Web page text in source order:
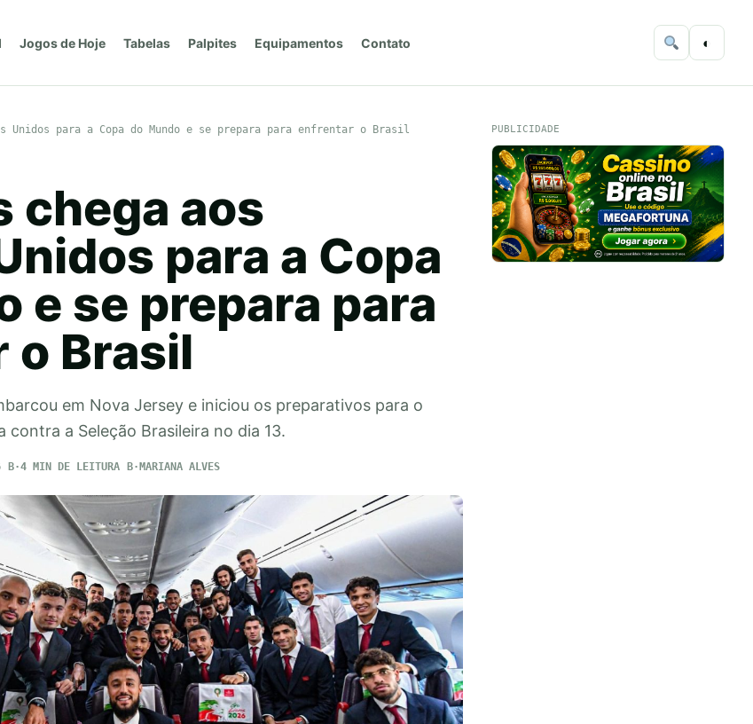
Jogos de Hoje Tabelas Palpites Equipamentos Contato ◐
Unidos para a Copa do Mundo e se prepara para enfrentar o Brasil
chega aos
para a Copa
e se prepara para
o Brasil
em Nova Jersey e iniciou os preparativos para o
a Seleção Brasileira no dia 13.
4 MIN DE LEITURA MARIANA ALVES
PUBLICIDADE